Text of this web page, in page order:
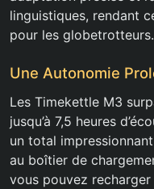
linguistiques, rendant
pour les globetrotteurs.
Une Autonomie
Les Timekettle M3
jusqu’à 7,5 heures
un total
au boîtier de
vous pouvez